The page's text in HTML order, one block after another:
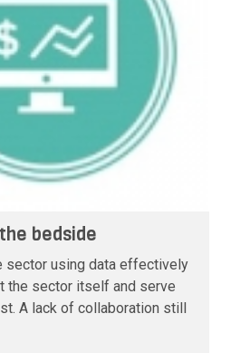
bedside
sector using data effectively
the sector itself and serve
A lack of collaboration still